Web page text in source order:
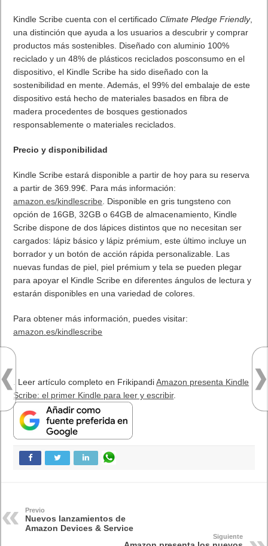
Kindle Scribe cuenta con el certificadoClimate Pledge Friendly,
una distinción que ayuda a los usuarios a descubrir y comprar
productos más sostenibles. Diseñado con aluminio 100%
reciclado y un 48% de plásticos reciclados posconsumo en el
dispositivo, el Kindle Scribe ha sido diseñado con la
sostenibilidad en mente. Además, el 99% del embalaje de este
dispositivo está hecho de materiales basados en fibra de
madera procedentes de bosques gestionados
responsablemente o materiales reciclados.
Precio y disponibilidad
Kindle Scribe estará disponible a partir de hoy para su reserva
a partir de 369.99€. Para más información:
amazon.es/kindlescribe. Disponible en gris tungsteno con
opción de 16GB, 32GB o 64GB de almacenamiento, Kindle
Scribe dispone de dos lápices distintos que no necesitan ser
cargados: lápiz básico y lápiz prémium, este último incluye un
borrador y un botón de acción rápida personalizable. Las
nuevas fundas de piel, piel prémium y tela se pueden plegar
para apoyar el Kindle Scribe en diferentes ángulos de lectura y
estarán disponibles en una variedad de colores.
Para obtener más información, puedes visitar:
amazon.es/kindlescribe
. Leer artículo completo en FrikipandiAmazon presenta Kindle
Scribe: el primer Kindle para leer y escribir.
Previo
Nuevos lanzamientos de
Amazon Devices & Service
Siguiente